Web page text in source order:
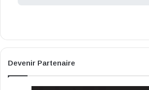
Devenir Partenaire